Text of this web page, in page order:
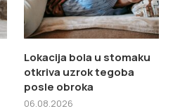
Lokacija bola u stomaku
otkriva uzrok tegoba
posle obroka
06.08.2026